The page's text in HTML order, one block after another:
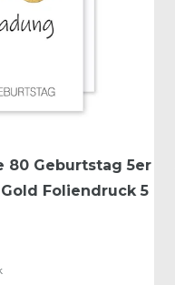
80 Geburtstag 5er
Foliendruck 5